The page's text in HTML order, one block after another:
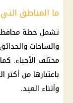
ما المناطق
تشمل خطة
والساحات
مختلف الأحياء.
باعتبارها من
وأثناء العيد.